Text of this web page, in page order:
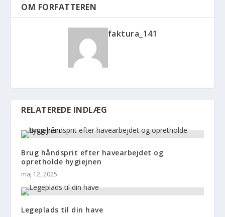
OM FORFATTEREN
faktura_141
RELATEREDE INDLÆG
Brug håndsprit efter havearbejdet og
opretholde hygiejnen
maj 12, 2025
Legeplads til din have